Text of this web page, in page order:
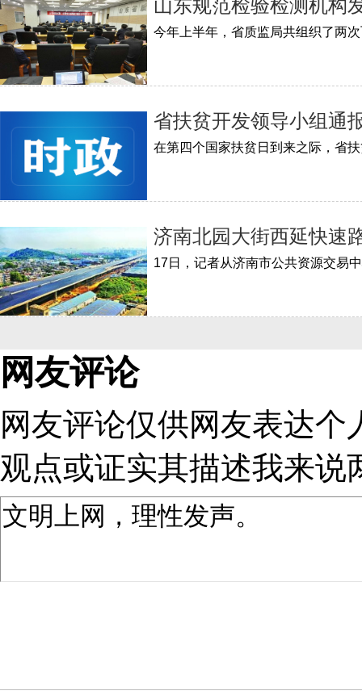
山东规范检验检测机构
省扶贫开发领导小组通
济南北园大街西延快速
17日，记者从济南市公共资源交易
网友评论
网友评论仅供网友表达
观点或证实其描述我来说